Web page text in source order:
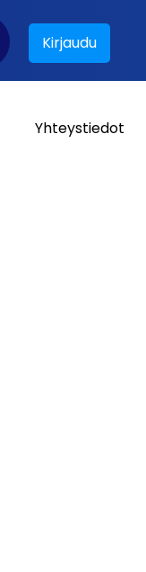
Kirjaudu
Yhteystiedot